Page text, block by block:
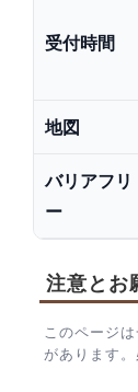
受付時間
地図
バリアフリ
ー
注意とお
このページ
があります